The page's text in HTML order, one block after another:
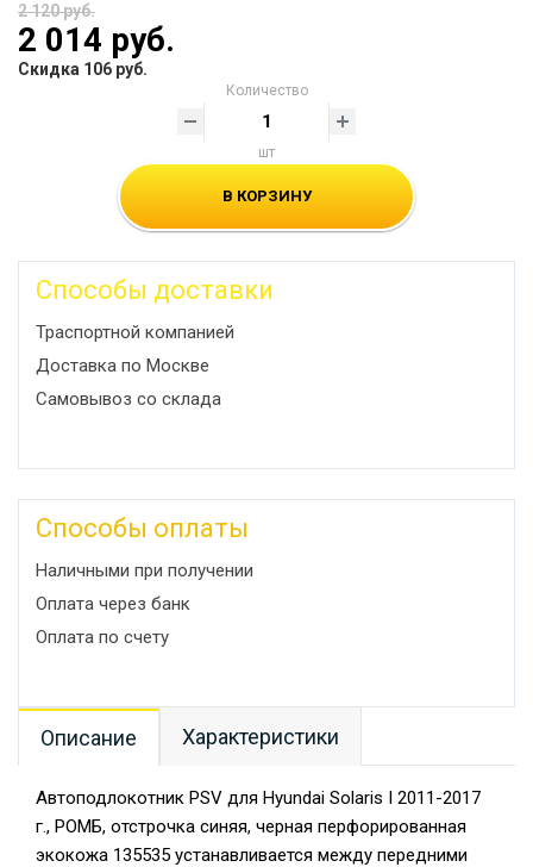
2 120 руб.
2 014 руб.
Скидка 106 руб.
Количество
шт
В КОРЗИНУ
Способы доставки
Траспортной компанией
Доставка по Москве
Самовывоз со склада
Способы оплаты
Наличными при получении
Оплата через банк
Оплата по счету
Описание Характеристики
Автоподлокотник PSV для Hyundai Solaris I 2011-2017
г., РОМБ, отстрочка синяя, черная перфорированная
экокожа 135535 устанавливается между передними